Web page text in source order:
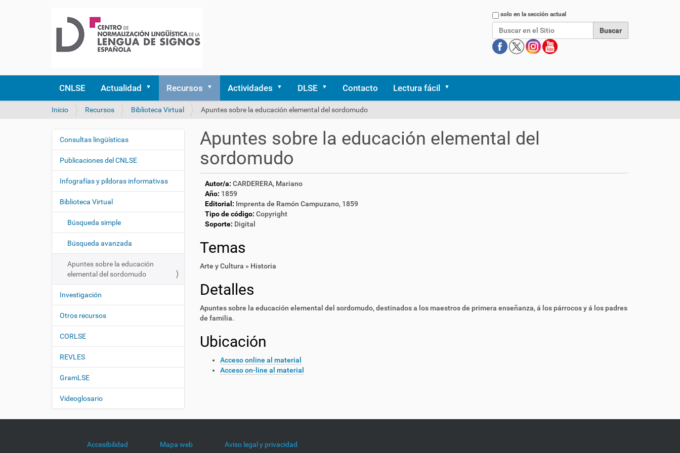
Buscarsolo en la sección actual
CNLSE Actualidad Recursos Actividades DLSE Contacto Lectura fácil
U
d
s
á
q
Inicio Recursos Biblioteca Virtual Apuntes sobre la educación elemental del sordomudo
Apuntes sobre la educación elemental del
sordomudo
Autor/a: CARDERERA, Mariano
Año: 1859
Editorial: Imprenta de Ramón Campuzano, 1859
Tipo de código: Copyright
Soporte: Digital
Temas
Arte y Cultura » Historia
Detalles
Apuntes sobre la educación elemental del sordomudo, destinados a los maestros de primera enseñanza, á los párrocos y á los padres
de familia.
Ubicación
Acceso online al material
Acceso on-line al material
N
e
g
a
i
n
Consultas lingüísticas
Publicaciones del CNLSE
Infografías y píldoras informativas
Biblioteca Virtual
Búsqueda simple
Búsqueda avanzada
Apuntes sobre la educación
elemental del sordomudo
Investigación
Otros recursos
CORLSE
REVLES
GramLSE
Videoglosario
Accesibilidad Mapa web Aviso legal y privacidad